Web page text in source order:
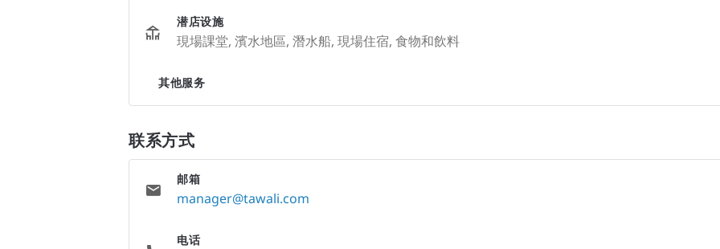
潜店设施
現場課堂, 濱水地區, 潛水船, 現場住宿, 食物和飲料
其他服务
联系方式
邮箱
manager@tawali.com
电话